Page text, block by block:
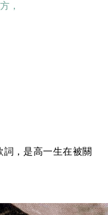
，
，是高一生在被關